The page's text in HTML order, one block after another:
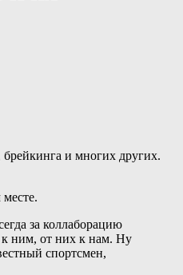
и многих других.
за коллаборацию
к ним, от них к нам. Ну
спортсмен,